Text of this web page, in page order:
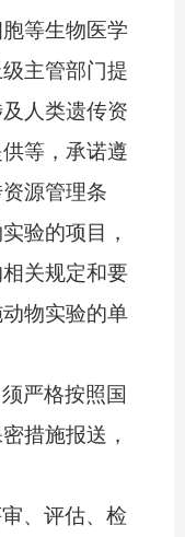
等生物医学
主管部门提
人类遗传资
等，承诺遵
源管理条
验的项目，
关规定和要
物实验的单
严格按照国
措施报送，
、评估、检